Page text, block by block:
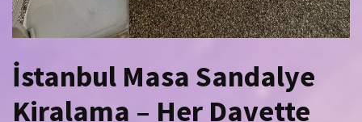
İstanbul Masa Sandalye
Kiralama – Her Davette